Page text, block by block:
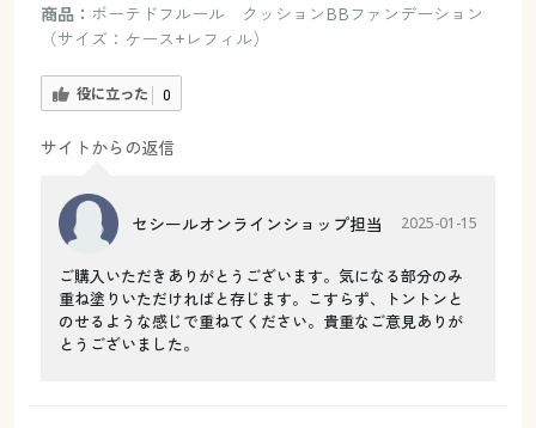
商品： ボーテドフルール クッションBBファンデーション
（サイズ：ケース+レフィル）
役に立った 0
サイトからの返信
セシールオンラインショップ担当 2025-01-15
ご購入いただきありがとうございます。気になる部分のみ
重ね塗りいただければと存じます。こすらず、トントンと
のせるような感じで重ねてください。貴重なご意見ありが
とうございました。